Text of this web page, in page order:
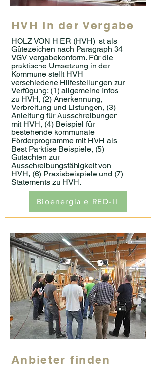
HVH in der Vergabe
HOLZ VON HIER (HVH) ist als
Gütezeichen nach Paragraph 34
VGV vergabekonform. Für die
praktische Umsetzung in der
Kommune stellt HVH
verschiedene Hilfestellungen zur
Verfügung: (1) allgemeine Infos
zu HVH, (2) Anerkennung,
Verbreitung und Listungen, (3)
Anleitung für Ausschreibungen
mit HVH, (4) Beispiel für
bestehende kommunale
Förderprogramme mit HVH als
Best Parktise Beispiele, (5)
Gutachten zur
Ausschreibungsfähigkeit von
HVH, (6) Praxisbeispiele und (7)
Statements zu HVH.
Bioenergia e RED-II
Anbieter finden